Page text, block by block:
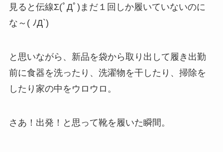
見ると伝線Σ(ﾟДﾟ)まだ１回しか履いていないのに
な～( ﾉД`)
と思いながら、新品を袋から取り出して履き出勤
前に食器を洗ったり、洗濯物を干したり、掃除を
したり家の中をウロウロ。
さあ！出発！と思って靴を履いた瞬間。